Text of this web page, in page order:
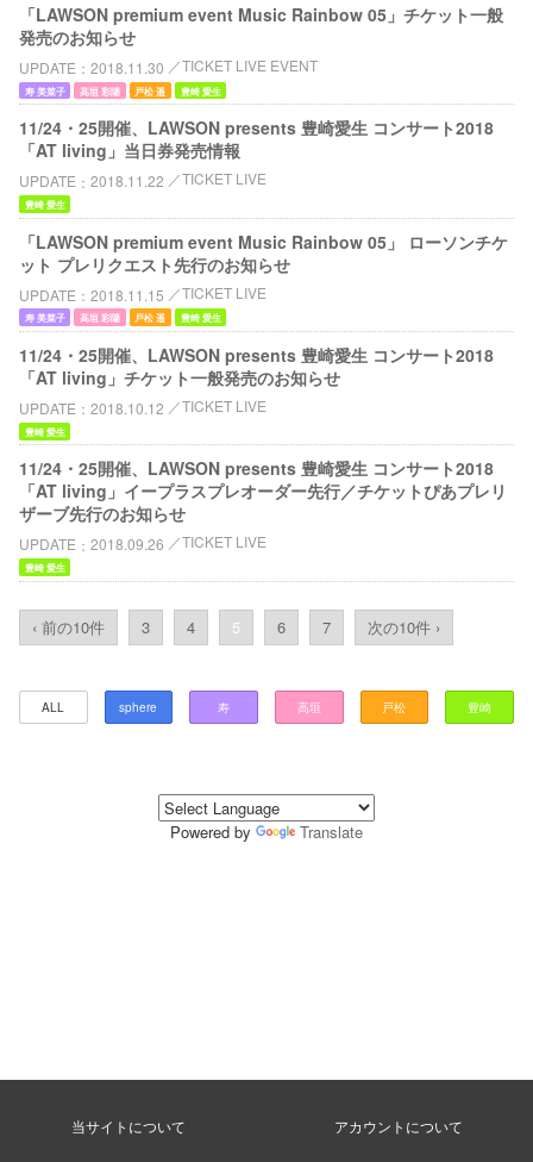
「LAWSON premium event Music Rainbow 05」チケット一般
発売のお知らせ
UPDATE 2018.11.30 TICKET LIVE EVENT
寿 美菜子 高垣 彩陽 戸松 遥 豊崎 愛生
11/24・25開催、LAWSON presents 豊崎愛生 コンサート2018
「AT living」当日券発売情報
UPDATE 2018.11.22 TICKET LIVE
豊崎 愛生
「LAWSON premium event Music Rainbow 05」 ローソンチケ
ット プレリクエスト先行のお知らせ
UPDATE 2018.11.15 TICKET LIVE
寿 美菜子 高垣 彩陽 戸松 遥 豊崎 愛生
11/24・25開催、LAWSON presents 豊崎愛生 コンサート2018
「AT living」チケット一般発売のお知らせ
UPDATE 2018.10.12 TICKET LIVE
豊崎 愛生
11/24・25開催、LAWSON presents 豊崎愛生 コンサート2018
「AT living」イープラスプレオーダー先行／チケットぴあプレリ
ザーブ先行のお知らせ
UPDATE 2018.09.26 TICKET LIVE
豊崎 愛生
‹ 前の10件 3 4 5 6 7 次の10件 ›
ALL sphere 寿 高垣 戸松 豊崎
Powered by Translate
当サイトについて アカウントについて